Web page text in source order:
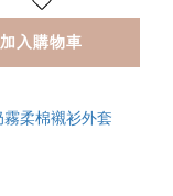
加入購物車